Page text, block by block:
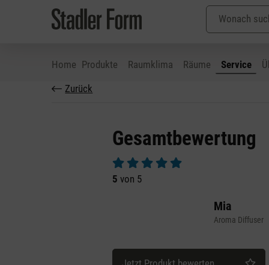
Hauptinhalt springen
Zur Suche springen
Zur Hauptnavigation springen
Home Produkte Raumklima Räume Service
Zurück
Gesamtbewertung
Durchschnittliche Bewertung von 5
5 von 5
Mia
Aroma Diffuser